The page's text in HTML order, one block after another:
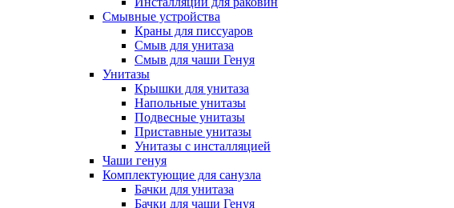
Смывные устройства
Краны для писсуаров
Смыв для унитаза
Смыв для чаши Генуя
Унитазы
Крышки для унитаза
Напольные унитазы
Подвесные унитазы
Приставные унитазы
Унитазы с инсталляцией
Чаши генуя
Комплектующие для санузла
Бачки для унитаза
Бачки для чаши Генуя